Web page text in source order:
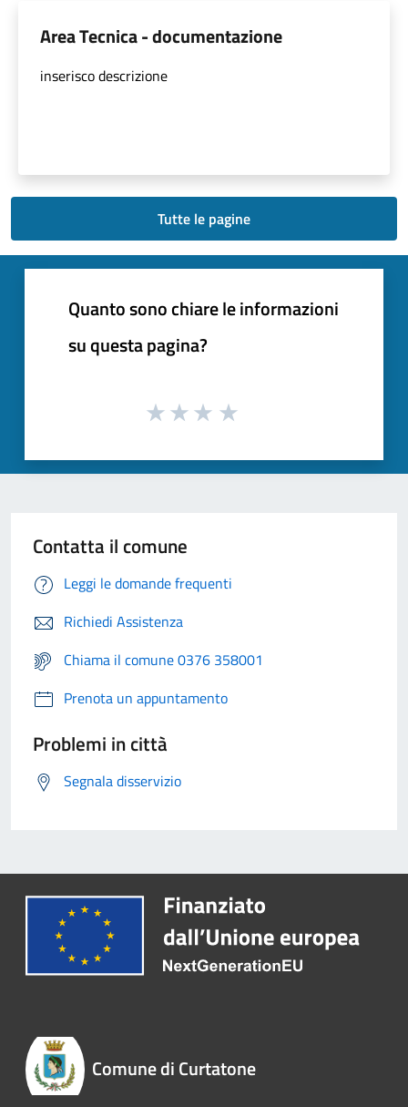
Area Tecnica - documentazione
inserisco descrizione
Tutte le pagine
Quanto sono chiare le informazioni
su questa pagina?
Contatta il comune
Leggi le domande frequenti
Richiedi Assistenza
Chiama il comune 0376 358001
Prenota un appuntamento
Problemi in città
Segnala disservizio
Comune di Curtatone